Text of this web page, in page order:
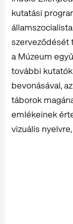
kutatási
szerveződését
a Múzeum
további
bevonásával,
táborok
emlékeinek
vizuális